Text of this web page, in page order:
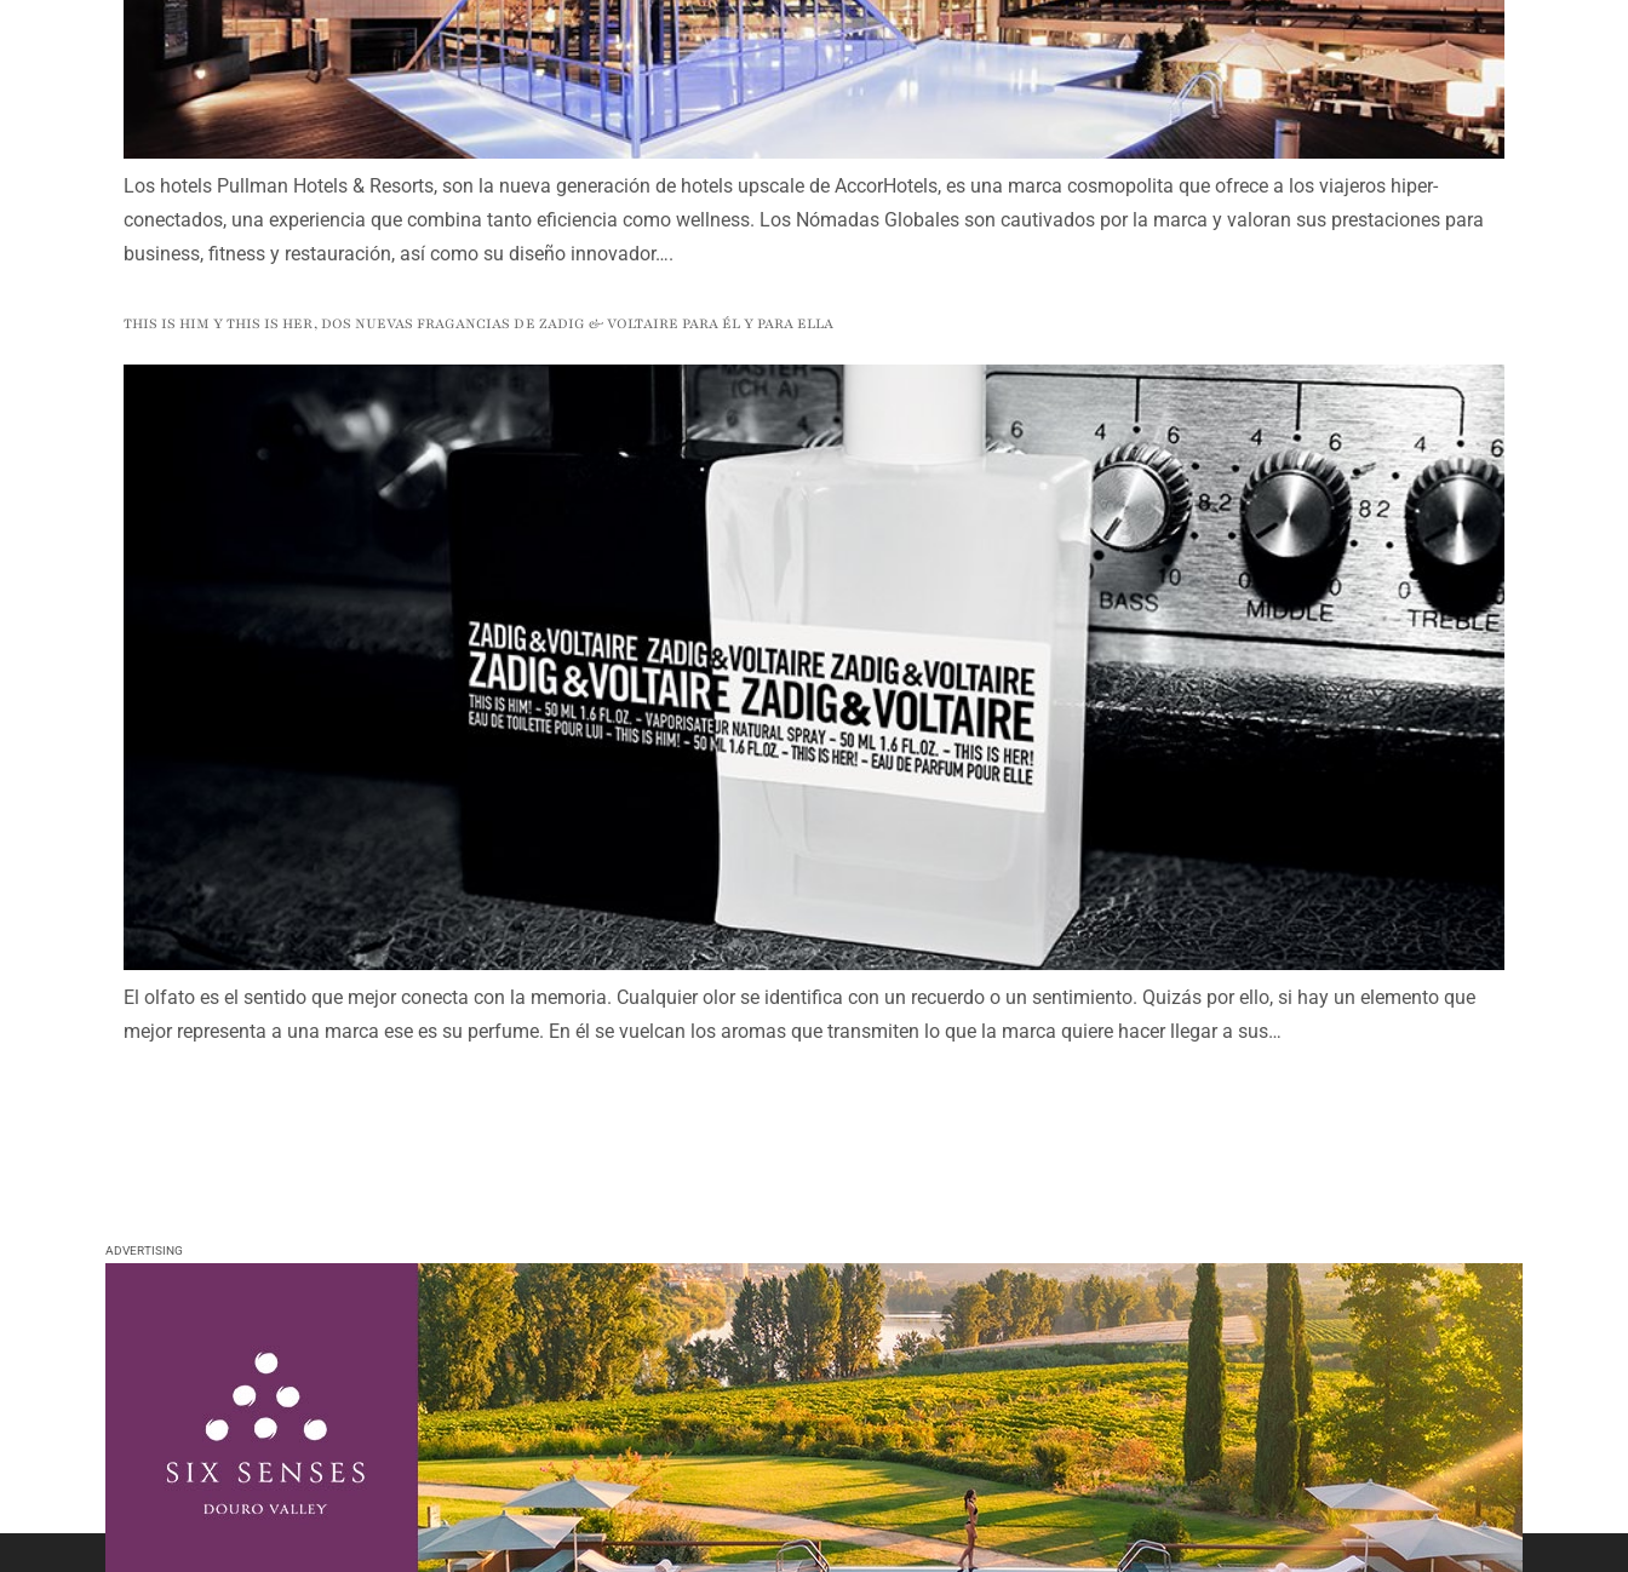
Los hotels Pullman Hotels & Resorts, son la nueva generación de hotels upscale de AccorHotels, es una marca cosmopolita que ofrece a los viajeros hiper-
conectados, una experiencia que combina tanto eficiencia como wellness. Los Nómadas Globales son cautivados por la marca y valoran sus prestaciones para
business, fitness y restauración, así como su diseño innovador….
THIS IS HIM Y THIS IS HER, DOS NUEVAS FRAGANCIAS DE ZADIG & VOLTAIRE PARA ÉL Y PARA ELLA
El olfato es el sentido que mejor conecta con la memoria. Cualquier olor se identifica con un recuerdo o un sentimiento. Quizás por ello, si hay un elemento que
mejor representa a una marca ese es su perfume. En él se vuelcan los aromas que transmiten lo que la marca quiere hacer llegar a sus…
ADVERTISING